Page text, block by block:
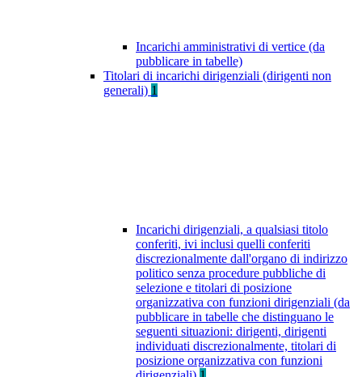
Incarichi amministrativi di vertice (da
pubblicare in tabelle)
Titolari di incarichi dirigenziali (dirigenti non
generali) 1
Incarichi dirigenziali, a qualsiasi titolo
conferiti, ivi inclusi quelli conferiti
discrezionalmente dall'organo di indirizzo
politico senza procedure pubbliche di
selezione e titolari di posizione
organizzativa con funzioni dirigenziali (da
pubblicare in tabelle che distinguano le
seguenti situazioni: dirigenti, dirigenti
individuati discrezionalmente, titolari di
posizione organizzativa con funzioni